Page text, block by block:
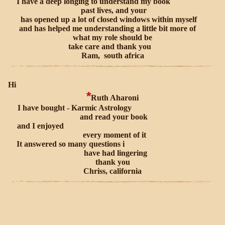
past lives, and your
within myself
has opened up a lot of closed windows
and has helped me understanding a little bit more of
what my role should be
take care and thank you
south africa ,
Ram
Hi
Ruth Aharoni
*
Karmic Astrology -
I have bought
and read your book
and I enjoyed
every moment of it
It answered so many questions i
have had lingering
thank you
Chriss, california